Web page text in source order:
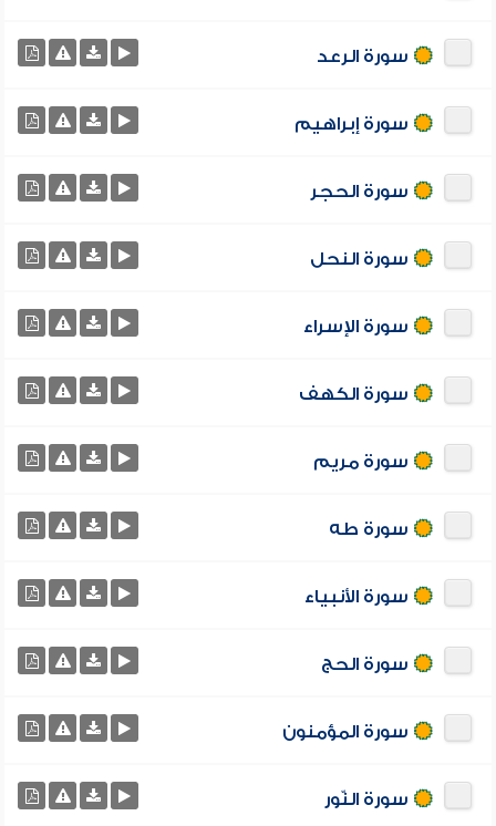
سورة الرعد
سورة إبراهيم
سورة الحجر
سورة النحل
سورة الإسراء
سورة الكهف
سورة مريم
سورة طه
سورة الأنبياء
سورة الحج
سورة المؤمنون
سورة النّور